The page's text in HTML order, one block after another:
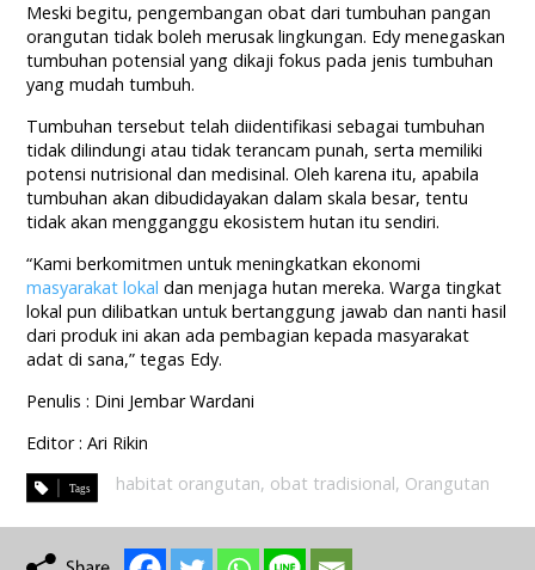
Meski begitu, pengembangan obat dari tumbuhan pangan
orangutan tidak boleh merusak lingkungan. Edy menegaskan
tumbuhan potensial yang dikaji fokus pada jenis tumbuhan
yang mudah tumbuh.
Tumbuhan tersebut telah diidentifikasi sebagai tumbuhan
tidak dilindungi atau tidak terancam punah, serta memiliki
potensi nutrisional dan medisinal. Oleh karena itu, apabila
tumbuhan akan dibudidayakan dalam skala besar, tentu
tidak akan mengganggu ekosistem hutan itu sendiri.
“Kami berkomitmen untuk meningkatkan ekonomi
masyarakat lokal dan menjaga hutan mereka. Warga tingkat
lokal pun dilibatkan untuk bertanggung jawab dan nanti hasil
dari produk ini akan ada pembagian kepada masyarakat
adat di sana,” tegas Edy.
Penulis : Dini Jembar Wardani
Editor : Ari Rikin
habitat orangutan, obat tradisional, Orangutan